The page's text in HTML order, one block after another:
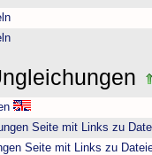
Seite mit Links zu
Seite mit Links zu